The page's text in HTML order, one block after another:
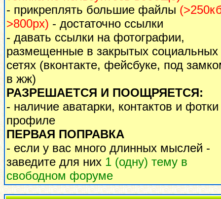
- прикреплять большие файлы
>800px) - достаточно ссылки
- давать ссылки на фотографии,
размещенные в закрытых социальных
сетях (вконтакте, фейсбуке, под
в жж)
РАЗРЕШАЕТСЯ И ПООЩРЯЕТСЯ:
- наличие аватарки, контактов и
профиле
ПЕРВАЯ ПОПРАВКА
- если у вас много длинных мыслей -
заведите для них 1 (одну) тему в
свободном форуме